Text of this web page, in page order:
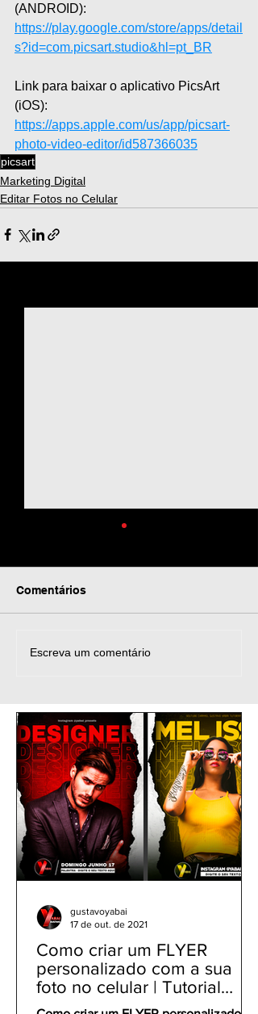
(ANDROID):
https://play.google.com/store/apps/detail
s?id=com.picsart.studio&hl=pt_BR
Link para baixar o aplicativo PicsArt
(iOS):
https://apps.apple.com/us/app/picsart-
photo-video-editor/id587366035
picsart
Marketing Digital
Editar Fotos no Celular
Como fazer flyer pelo
PicsArt grátis
Comentários
Escreva um comentário
Como criar um FLYER
personalizado com a sua
foto no celular | Tutorial
PicsArt app gratuito
gustavoyabai
17 de out. de 2021